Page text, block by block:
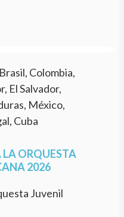
Colombia,
El Salvador,
México,
Cuba
ORQUESTA
2026
Juvenil